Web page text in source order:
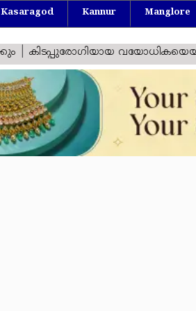
Kasaragod Kannur Manglore